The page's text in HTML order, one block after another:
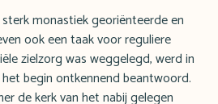
monastiek georiënteerde en
ook een taak voor reguliere
zielzorg was weggelegd, werd in
begin ontkennend beantwoord.
de kerk van het nabij gelegen